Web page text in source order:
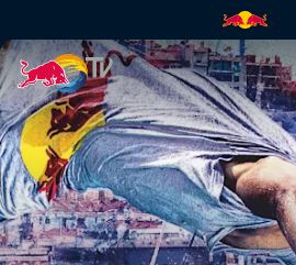
Red Bull Art of